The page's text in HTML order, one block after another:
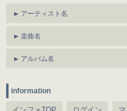
アーティスト名
楽曲名
アルバム名
information